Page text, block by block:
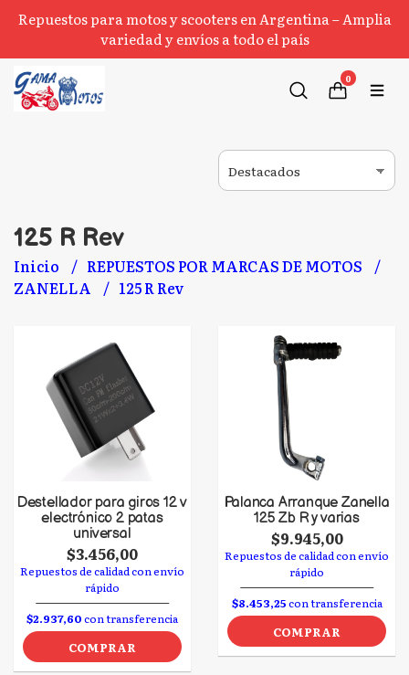
Repuestos para motos y scooters en Argentina – Amplia
variedad y envíos a todo el país
0
125 R Rev
Inicio
REPUESTOS POR MARCAS DE MOTOS
ZANELLA
125 R Rev
Destellador para giros 12 v
electrónico 2 patas
universal
$3.456,00
Repuestos de calidad con envío
rápido
$2.937,60con transferencia
COMPRAR
Palanca Arranque Zanella
125 Zb R y varias
$9.945,00
Repuestos de calidad con envío
rápido
$8.453,25con transferencia
COMPRAR